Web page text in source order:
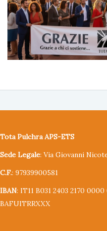
Tota Pulchra APS-ETS
Sede Legale: Via Giovanni
C.F.: 97939900581
IBAN: IT11 B031 2403 2170
BAFUITRRXXX